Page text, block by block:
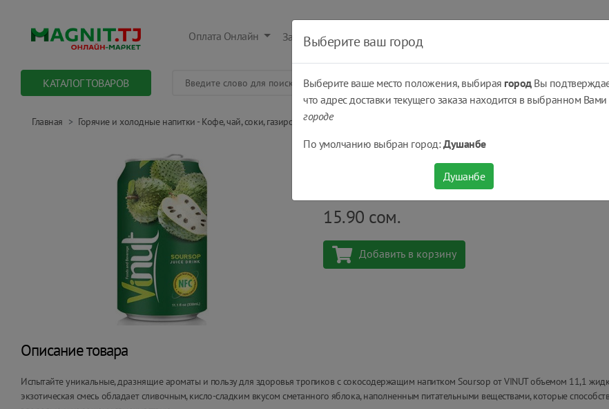
Оплата Онлайн Заказать Оплатить Получить
КАТАЛОГ ТОВАРОВ
Главная Горячие и холодные напитки - Кофе, чай, соки, газировки... Лимонады, газированные напитки Напиток сок Vinut Soursop ж/
Напиток сок Vinut Soursop ж/б 330 мл.
шт
15.90 сом.
Добавить в корзину
Описание товара
Испытайте уникальные, дразнящие ароматы и пользу для здоровья тропиков с сокосодержащим напитком Soursop от VINUT объемом 11,1
экзотическая смесь обладает сливочным, кисло-сладким вкусом сметанного яблока, наполненным питательными веществами, которые
Выберите ваш город
Выберите ваше место положения, выбирая городВы
что адрес доставки текущего заказа находится в выбранном Вами
городе
По умолчанию выбран город:Душанбе
Душанбе